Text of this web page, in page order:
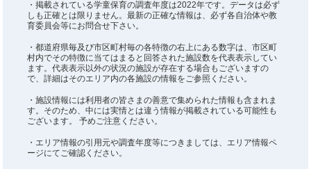
・掲載されている学童保育の調査年度は2022年です。データは必ず
しも正確とは限りません。最新の正確な情報は、必ず各自治体や教
育委員会等にお問合せ下さい。
・都道府県毎及び市区町村毎の各特徴の右上にある数字は、市区町
村内でその特徴に当てはまると回答された施設数を代表表示してい
ます。代表表示以外の状況の施設が存在する場合もございますの
で、詳細はそのエリア内の各施設の情報をご参照ください。
・施設情報には利用者の皆さまの善意で集められた情報も含まれま
す。そのため、中には実情とは違う情報が掲載されている可能性も
ございます。 予めご注意ください。
・エリア情報の引用元や調査年度等につきましては、エリア情報ペ
ージにてご確認ください。